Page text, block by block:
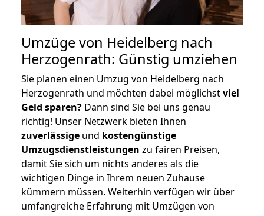
Umzüge von Heidelberg nach
Herzogenrath: Günstig umziehen
Sie planen einen Umzug von Heidelberg nach
Herzogenrath und möchten dabei möglichstviel
Geld sparen? Dann sind Sie bei uns genau
richtig! Unser Netzwerk bieten Ihnen
zuverlässige und kostengünstige
Umzugsdienstleistungen zu fairen Preisen,
damit Sie sich um nichts anderes als die
wichtigen Dinge in Ihrem neuen Zuhause
kümmern müssen. Weiterhin verfügen wir über
umfangreiche Erfahrung mit Umzügen von